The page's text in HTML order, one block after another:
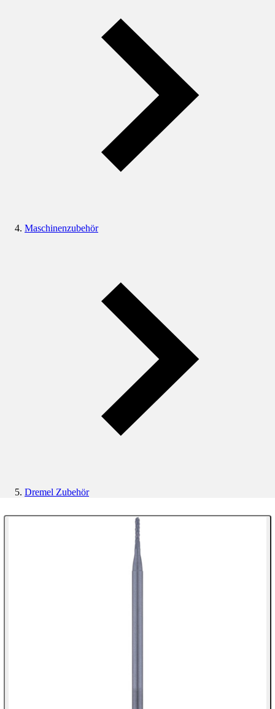
Maschinenzubehör
Dremel Zubehör